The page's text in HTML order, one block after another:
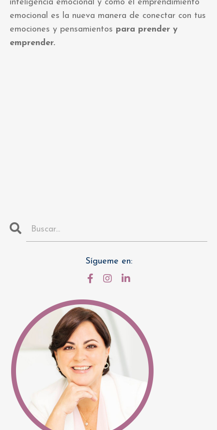
inteligencia emocional y cómo el emprendimiento
emocional es la nueva manera de conectar con tus
emociones y pensamientos para prender y
emprender.
Sígueme en: